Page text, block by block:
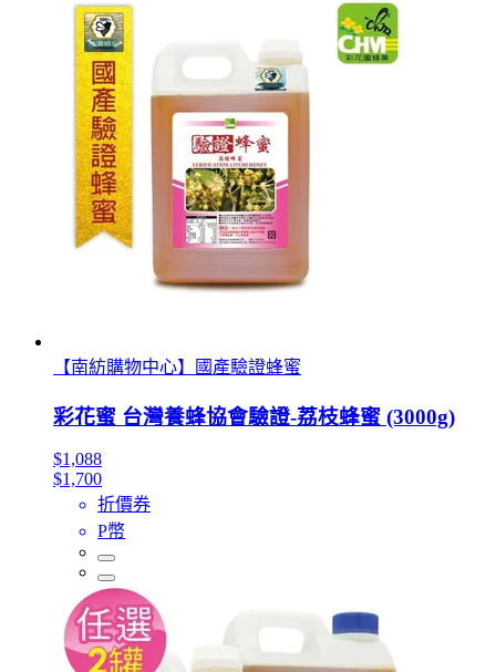
【南紡購物中心】國產驗證蜂蜜
彩花蜜 台灣養蜂協會驗證-荔枝蜂蜜 (3000g)
$1,088
$1,700
折價券
P幣